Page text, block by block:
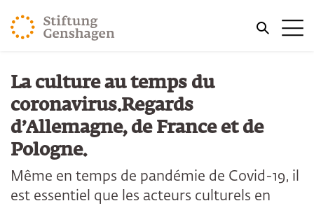
REVENIR AU CONTENU PRINCIPAL
REVENIR À LA RECHERCHE
Vous êtes ici:
Accueil Publications
La culture au temps du
coronavirus.Regards
d’Allemagne, de France et de
Pologne.
Même en temps de pandémie de Covid-19, il
est essentiel que les acteurs culturels en